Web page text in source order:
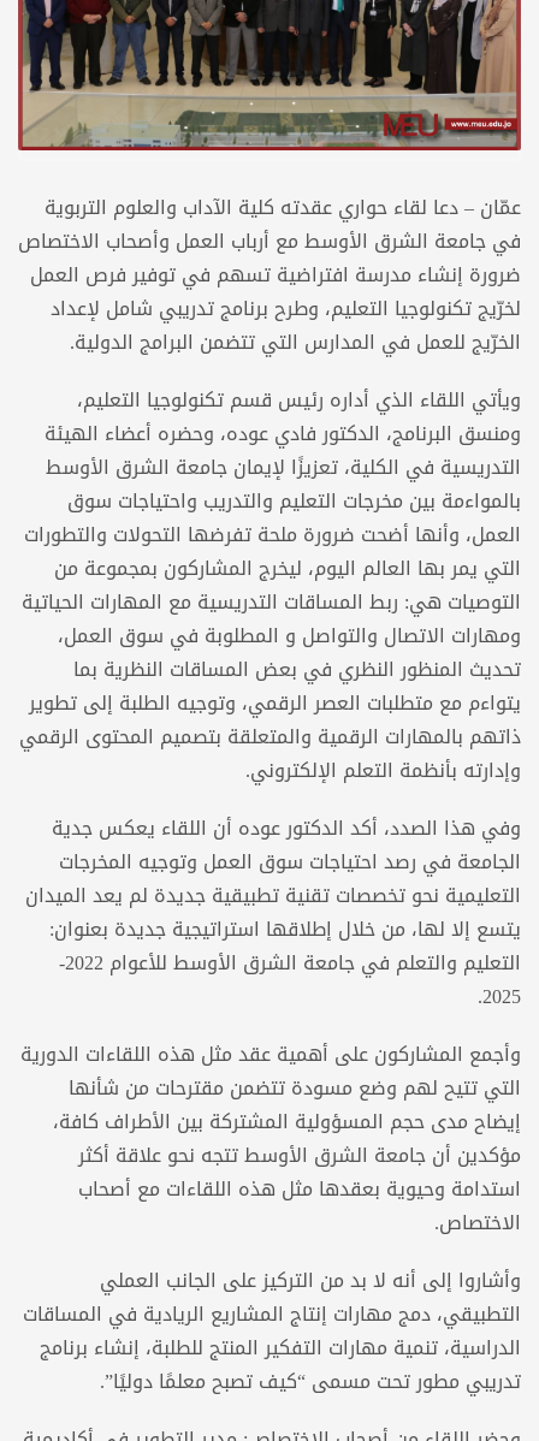
عمّان – دعا لقاء حواري عقدته كلية الآداب والعلوم التربوية
في جامعة الشرق الأوسط مع أرباب العمل وأصحاب الاختصاص
ضرورة إنشاء مدرسة افتراضية تسهم في توفير فرص العمل
لخرّيج تكنولوجيا التعليم، وطرح برنامج تدريبي شامل لإعداد
الخرّيج للعمل في المدارس التي تتضمن البرامج الدولية.
ويأتي اللقاء الذي أداره رئيس قسم تكنولوجيا التعليم،
ومنسق البرنامج، الدكتور فادي عوده، وحضره أعضاء الهيئة
التدريسية في الكلية، تعزيزًا لإيمان جامعة الشرق الأوسط
بالمواءمة بين مخرجات التعليم والتدريب واحتياجات سوق
العمل، وأنها أضحت ضرورة ملحة تفرضها التحولات والتطورات
التي يمر بها العالم اليوم، ليخرج المشاركون بمجموعة من
التوصيات هي: ربط المساقات التدريسية مع المهارات الحياتية
ومهارات الاتصال والتواصل و المطلوبة في سوق العمل،
تحديث المنظور النظري في بعض المساقات النظرية بما
يتواءم مع متطلبات العصر الرقمي، وتوجيه الطلبة إلى تطوير
ذاتهم بالمهارات الرقمية والمتعلقة بتصميم المحتوى الرقمي
وإدارته بأنظمة التعلم الإلكتروني.
وفي هذا الصدد، أكد الدكتور عوده أن اللقاء يعكس جدية
الجامعة في رصد احتياجات سوق العمل وتوجيه المخرجات
التعليمية نحو تخصصات تقنية تطبيقية جديدة لم يعد الميدان
يتسع إلا لها، من خلال إطلاقها استراتيجية جديدة بعنوان:
التعليم والتعلم في جامعة الشرق الأوسط للأعوام 2022-
2025.
وأجمع المشاركون على أهمية عقد مثل هذه اللقاءات الدورية
التي تتيح لهم وضع مسودة تتضمن مقترحات من شأنها
إيضاح مدى حجم المسؤولية المشتركة بين الأطراف كافة،
مؤكدين أن جامعة الشرق الأوسط تتجه نحو علاقة أكثر
استدامة وحيوية بعقدها مثل هذه اللقاءات مع أصحاب
الاختصاص.
وأشاروا إلى أنه لا بد من التركيز على الجانب العملي
التطبيقي، دمج مهارات إنتاج المشاريع الريادية في المساقات
الدراسية، تنمية مهارات التفكير المنتج للطلبة، إنشاء برنامج
تدريبي مطور تحت مسمى “كيف تصبح معلمًا دوليًا”.